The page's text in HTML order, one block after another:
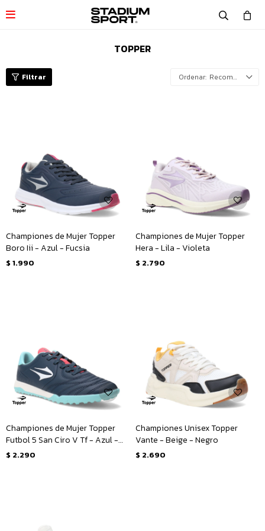

TOPPER
Recomendados
Championes de Mujer Topper
Boro Iii - Azul - Fucsia
$ 1.990
Championes de Mujer Topper
Hera - Lila - Violeta
$ 2.790
Championes de Mujer Topper
Futbol 5 San Ciro V Tf - Azul -
Rosado
$ 2.290
Championes Unisex Topper
Vante - Beige - Negro
$ 2.690